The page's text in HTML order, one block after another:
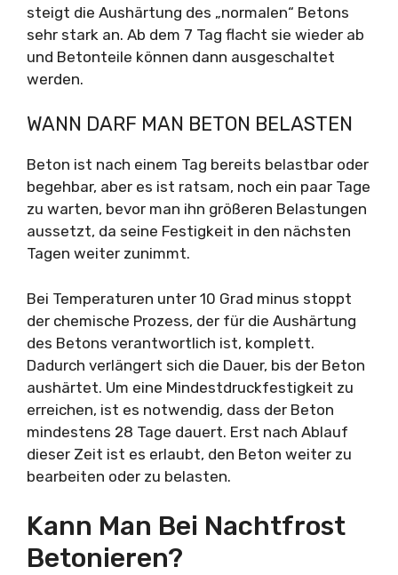
steigt die Aushärtung des „normalen“ Betons
sehr stark an. Ab dem 7 Tag flacht sie wieder ab
und Betonteile können dann ausgeschaltet
werden.
WANN DARF MAN BETON BELASTEN
Beton ist nach einem Tag bereits belastbar oder
begehbar, aber es ist ratsam, noch ein paar Tage
zu warten, bevor man ihn größeren Belastungen
aussetzt, da seine Festigkeit in den nächsten
Tagen weiter zunimmt.
Bei Temperaturen unter 10 Grad minus stoppt
der chemische Prozess, der für die Aushärtung
des Betons verantwortlich ist, komplett.
Dadurch verlängert sich die Dauer, bis der Beton
aushärtet. Um eine Mindestdruckfestigkeit zu
erreichen, ist es notwendig, dass der Beton
mindestens 28 Tage dauert. Erst nach Ablauf
dieser Zeit ist es erlaubt, den Beton weiter zu
bearbeiten oder zu belasten.
Kann Man Bei Nachtfrost
Betonieren?